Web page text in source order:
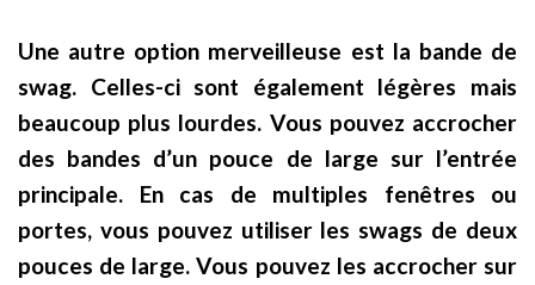
Une autre option merveilleuse est la bande de
swag. Celles-ci sont également légères mais
beaucoup plus lourdes. Vous pouvez accrocher
des bandes d’un pouce de large sur l’entrée
principale. En cas de multiples fenêtres ou
portes, vous pouvez utiliser les swags de deux
pouces de large. Vous pouvez les accrocher sur